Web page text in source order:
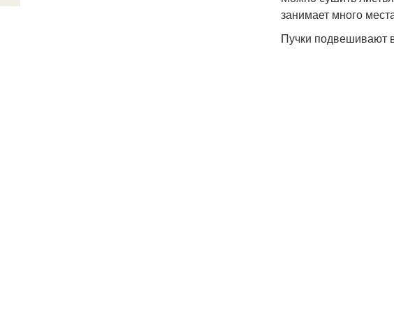
занимает много
Пучки подвешивают